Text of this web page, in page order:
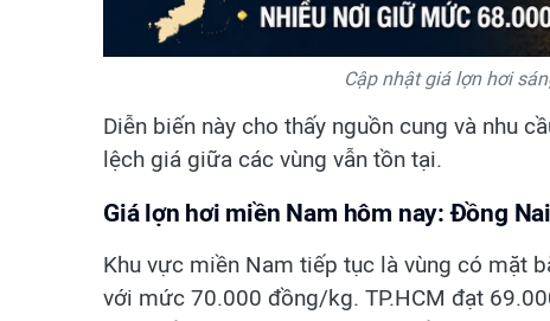
Cập nhật giá lợn hơi
Diễn biến này cho thấy nguồn cung và nhu
lệch giá giữa các vùng vẫn tồn tại.
Giá lợn hơi miền Nam hôm nay: Đồng
Khu vực miền Nam tiếp tục là vùng có mặt
với mức 70.000 đồng/kg. TP.HCM đạt